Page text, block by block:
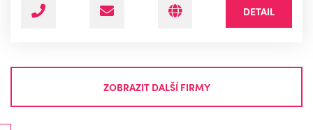
DETAIL
ZOBRAZIT DALŠÍ FIRMY